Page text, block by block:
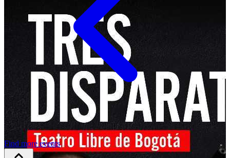
Find more events